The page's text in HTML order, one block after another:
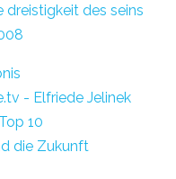
dreistigkeit des seins
- Elfriede Jelinek
10
die Zukunft